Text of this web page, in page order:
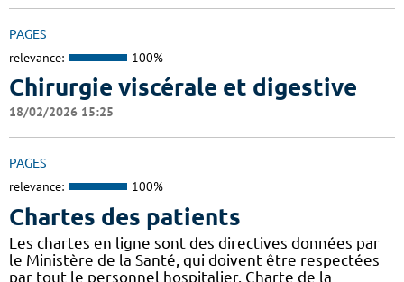
PAGES
relevance: 100%
Chirurgie viscérale et digestive
18/02/2026 15:25
PAGES
relevance: 100%
Chartes des patients
Les chartes en ligne sont des directives données par
le Ministère de la Santé, qui doivent être respectées
par tout le personnel hospitalier. Charte de la